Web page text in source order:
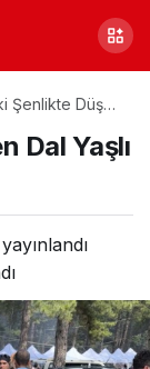
Şenlikte Düşen
Dal Yaşlı
Paylaş